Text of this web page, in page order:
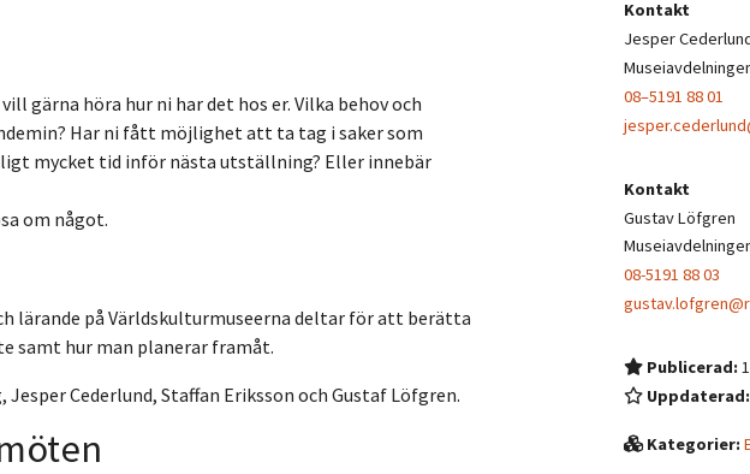
gärna höra hur ni har det hos er. Vilka behov och
Har ni fått möjlighet att ta tag i saker som
mycket tid inför nästa utställning? Eller innebär
om något.
lärande på Världskulturmuseerna deltar för att berätta
samt hur man planerar framåt.
Cederlund, Staffan Eriksson och Gustaf Löfgren.
Kontakt
Jesper
08–5191 88 01
Kontakt
Gustav Löfgren
08-5191 88 03
Publicerad:
Uppdaterad:
Kategorier: